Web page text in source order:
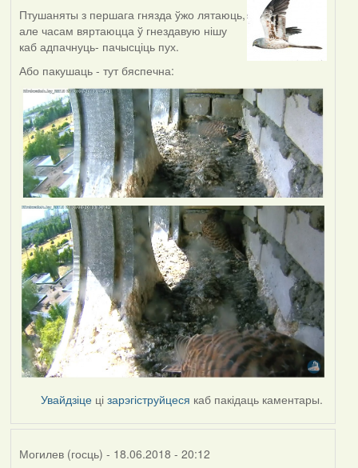
Птушаняты з першага гнязда ўжо лятаюць,
але часам вяртаюцца ў гнездавую нішу
каб адпачнуць- пачысціць пух.
Або пакушаць - тут бяспечна:
Увайдзіце цізарэгіструйцеся каб пакідаць каментары.
Могилев (госць) - 18.06.2018 - 20:12